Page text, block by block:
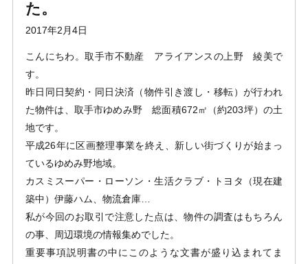
た。
2017年2月4日
こんにちわ。取手市不動産 アライアンスの上野 綾美で
す。
昨日同日契約・同日決済（物件引き渡し・移転）が行われ
た物件は、取手市ゆめみ野 総面積672㎡（約203坪）の土
地です。
平成26年に区画整理事業を終え、新しい街づくりが始まっ
ているゆめみ野地域。
カスミスーパー・ローソン・生活クラブ・トヨタ（現在建
築中）伊藤ハム、物流倉庫…
私が今回のお取引で注意した点は、物件の調査はもちろん
の事、周辺環境の情報集めでした。
重要事項説明書の中にこのような文書が盛り込まれてま